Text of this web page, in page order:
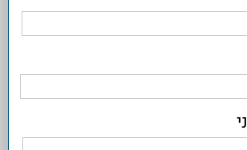
אביב פתרונות תוכנה מתקדמים | קופה רושמת
| הצורן 8 ת.ד. 8660 נתניה 42506